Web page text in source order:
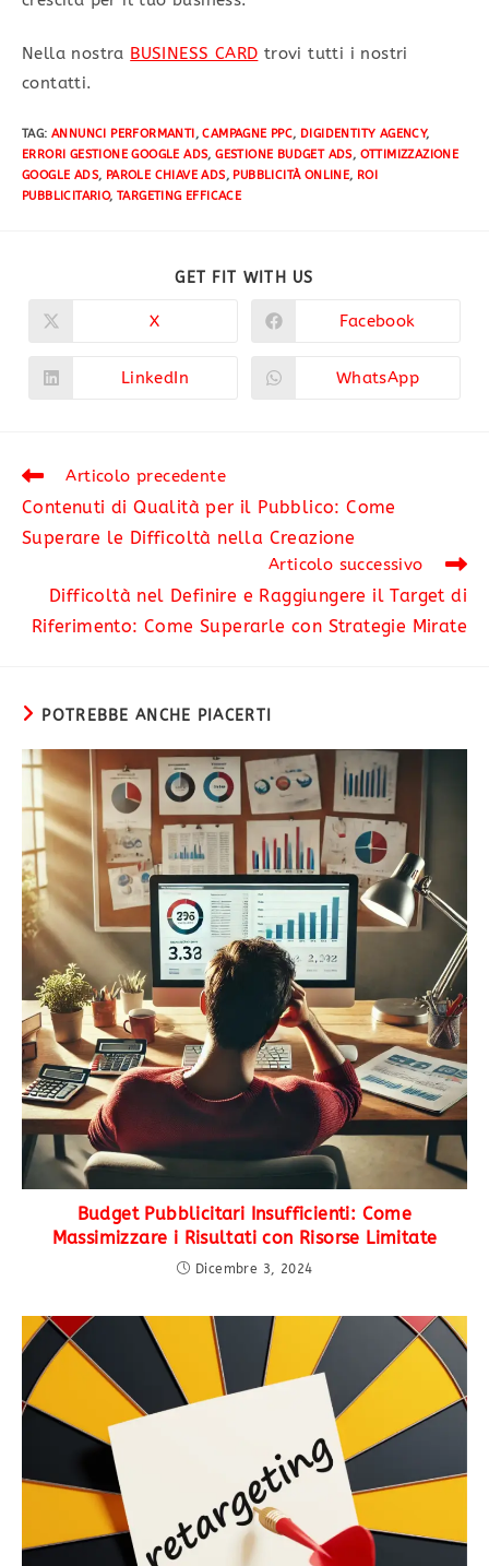
Nella nostra BUSINESS CARD trovi tutti i nostri
contatti.
TAG:ANNUNCI PERFORMANTI, CAMPAGNE PPC, DIGIDENTITY AGENCY,
ERRORI GESTIONE GOOGLE ADS, GESTIONE BUDGET ADS, OTTIMIZZAZIONE
GOOGLE ADS, PAROLE CHIAVE ADS, PUBBLICITÀ ONLINE, ROI
PUBBLICITARIO, TARGETING EFFICACE
GET FIT WITH US
X Facebook
LinkedIn WhatsApp
Articolo precedente
Contenuti di Qualità per il Pubblico: Come
Superare le Difficoltà nella Creazione
Articolo successivo
Difficoltà nel Definire e Raggiungere il Target di
Riferimento: Come Superarle con Strategie Mirate
POTREBBE ANCHE PIACERTI
Budget Pubblicitari Insufficienti: Come
Massimizzare i Risultati con Risorse Limitate
Dicembre 3, 2024